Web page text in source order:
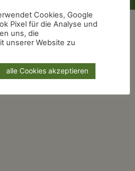
Cookies, Google
Pixel für die Analyse und
uns, die
unserer Website zu
alle Cookies akzeptieren